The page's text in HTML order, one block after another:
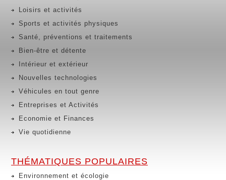
Loisirs et activités
Sports et activités physiques
Santé, préventions et traitements
Bien-être et détente
Intérieur et extérieur
Nouvelles technologies
Véhicules en tout genre
Entreprises et Activités
Economie et Finances
Vie quotidienne
THÉMATIQUES POPULAIRES
Environnement et écologie